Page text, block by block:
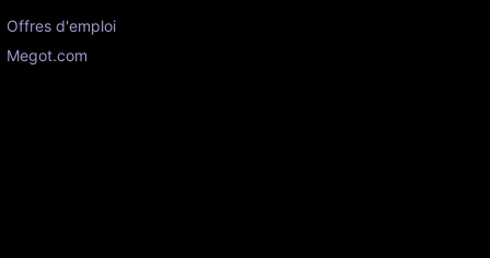
Offres d'emploi
Megot.com